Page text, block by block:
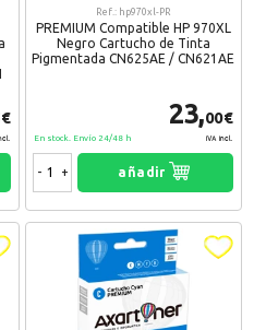
correcto
Ref.: hp970xl-PR
PREMIUM Compatible HP 970XL
Negro Cartucho de Tinta
Pigmentada CN625AE / CN621AE
23,00€
IVA Incl.
En stock. Envío 24/48 h
- + añadir